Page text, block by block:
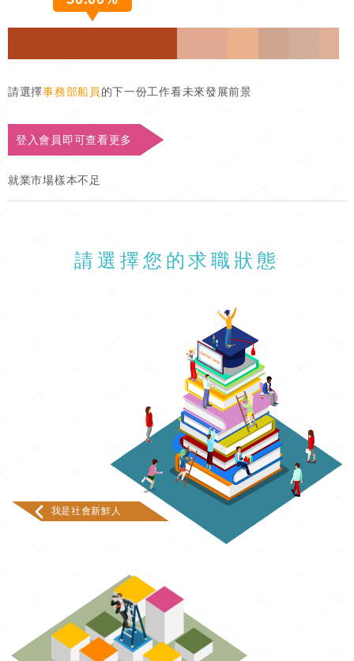
請選擇事務部船員 的下一份工作看未來發展前景
登入會員即可查看更多
就業市場樣本不足
請選擇您的求職狀態
我是社會新鮮人